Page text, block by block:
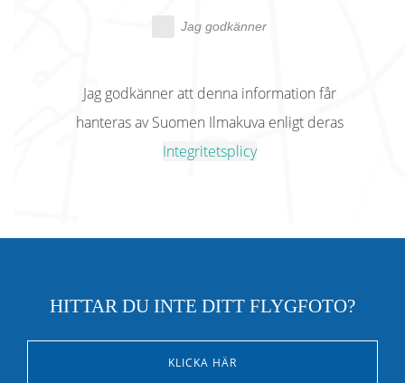
Jag godkänner
Jag godkänner att denna information får
hanteras av Suomen Ilmakuva enligt deras
Integritetsplicy
HITTAR DU INTE DITT FLYGFOTO?
KLICKA HÄR